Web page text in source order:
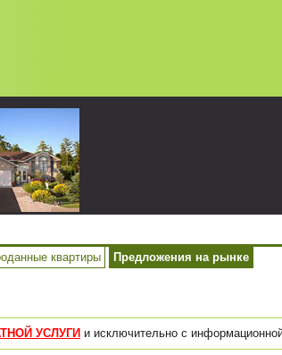
квартиры Предложения на рынке
УСЛУГИ и исключительно с